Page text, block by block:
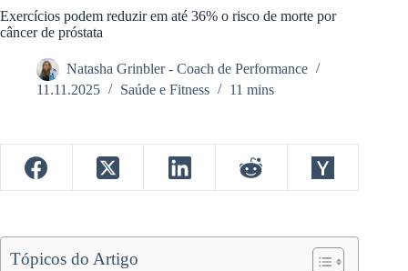
Exercícios podem reduzir em até 36% o risco de morte por
câncer de próstata
Natasha Grinbler - Coach de Performance
11.11.2025
Saúde e Fitness 11 mins
Tópicos do Artigo